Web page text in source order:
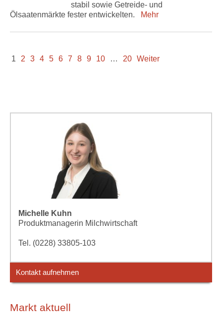
stabil sowie Getreide- und
Ölsaatenmärkte fester entwickelten.
Mehr
1 2 3 4 5 6 7 8 9 10 … 20 Weiter
Michelle Kuhn
Produktmanagerin Milchwirtschaft
Tel. (0228) 33805-103
Kontakt aufnehmen
Markt aktuell